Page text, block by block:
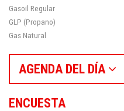
Gasoil Regular
GLP (Propano)
Gas Natural
AGENDA DEL DÍA
ENCUESTA